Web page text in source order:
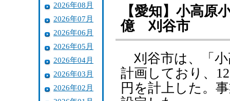
2026年08月
2026年07月
2026年06月
2026年05月
2026年04月
2026年03月
2026年02月
【愛知】小高原
億 刈谷市
刈谷市は、「小
計画しており、
円を計上した。